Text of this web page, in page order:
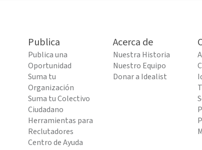
Publica
Publica una
Oportunidad
Suma tu
Organización
Suma tu Colectivo
Ciudadano
Herramientas para
Reclutadores
Centro de Ayuda
Acerca de
Nuestra Historia
Nuestro Equipo
Donar a Idealist